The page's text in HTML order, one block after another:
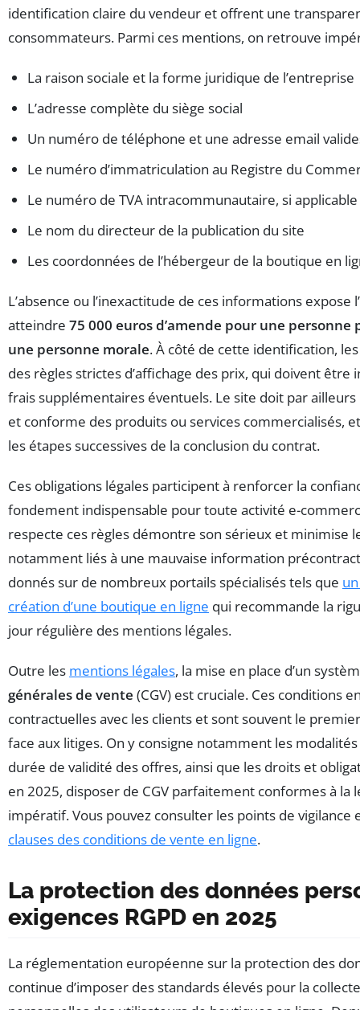
identification claire du vendeur et offrent une
consommateurs. Parmi ces mentions, on retrouve
La raison sociale et la forme juridique de l’entreprise
L’adresse complète du siège social
Un numéro de téléphone et une adresse email
Le numéro d’immatriculation au Registre du
Le numéro de TVA intracommunautaire, si applicable
Le nom du directeur de la publication du site
Les coordonnées de l’hébergeur de la boutique en
L’absence ou l’inexactitude de ces informations
atteindre 75 000 euros d’amende pour une
une personne morale. À côté de cette identification,
des règles strictes d’affichage des prix, qui doivent être
frais supplémentaires éventuels. Le site doit par
et conforme des produits ou services commercialisés,
les étapes successives de la conclusion du contrat.
Ces obligations légales participent à renforcer la
fondement indispensable pour toute activité e-
respecte ces règles démontre son sérieux et minimise
notamment liés à une mauvaise information
donnés sur de nombreux portails spécialisés tels que
création d’une boutique en ligne qui recommande la
jour régulière des mentions légales.
Outre les mentions légales, la mise en place d’un
générales de vente (CGV) est cruciale. Ces conditions
contractuelles avec les clients et sont souvent le
face aux litiges. On y consigne notamment les
durée de validité des offres, ainsi que les droits et
en 2025, disposer de CGV parfaitement conformes à la
impératif. Vous pouvez consulter les points de vigilance
clauses des conditions de vente en ligne.
La protection des données
exigences RGPD en 2025
La réglementation européenne sur la protection des
continue d’imposer des standards élevés pour la